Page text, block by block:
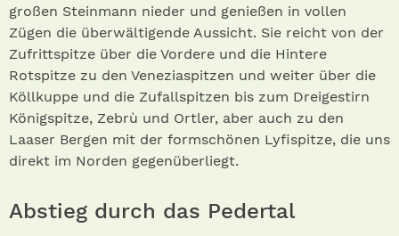
großen Steinmann nieder und genießen in vollen
Zügen die überwältigende Aussicht. Sie reicht von der
Zufrittspitze über die Vordere und die Hintere
Rotspitze zu den Veneziaspitzen und weiter über die
Köllkuppe und die Zufallspitzen bis zum Dreigestirn
Königspitze, Zebrù und Ortler, aber auch zu den
Laaser Bergen mit der formschönen Lyfispitze, die uns
direkt im Norden gegenüberliegt.
Abstieg durch das Pedertal